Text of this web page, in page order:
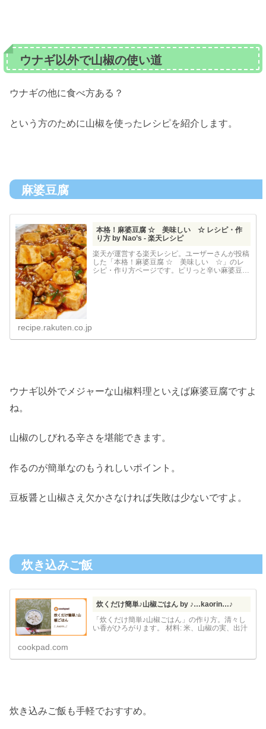
ウナギ以外で山椒の使い道
ウナギの他に食べ方ある？
という方のために山椒を使ったレシピを紹介します。
麻婆豆腐
本格！麻婆豆腐 ☆ 美味しい ☆ レシピ・作
り方 by Nao’s - 楽天レシピ
楽天が運営する楽天レシピ。ユーザーさんが投稿
した「本格！麻婆豆腐 ☆ 美味しい ☆」のレ
シピ・作り方ページです。ピリっと辛い麻婆豆腐
recipe.rakuten.co.jp
ウナギ以外でメジャーな山椒料理といえば麻婆豆腐ですよ
ね。
山椒のしびれる辛さを堪能できます。
作るのが簡単なのもうれしいポイント。
豆板醤と山椒さえ欠かさなければ失敗は少ないですよ。
炊き込みご飯
炊くだけ簡単♪山椒ごはん by ♪…kaorin…♪
「炊くだけ簡単♪山椒ごはん」の作り方。清々し
い香がひろがります。 材料: 米、山椒の実、出汁
cookpad.com
炊き込みご飯も手軽でおすすめ。